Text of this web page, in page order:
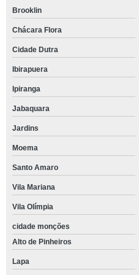
Brooklin
Chácara Flora
Cidade Dutra
Ibirapuera
Ipiranga
Jabaquara
Jardins
Moema
Santo Amaro
Vila Mariana
Vila Olímpia
cidade monções
Alto de Pinheiros
Lapa